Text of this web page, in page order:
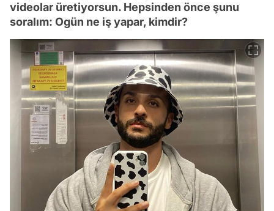
videolar üretiyorsun. Hepsinden önce şunu
soralım: Ogün ne iş yapar, kimdir?